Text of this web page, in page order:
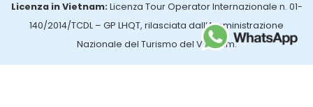
Licenza in Vietnam: Licenza Tour Operator Internazionale n. 01-
140/2014/TCDL – GP LHQT, rilasciata dall’Amministrazione
Nazionale del Turismo del Vietnam.